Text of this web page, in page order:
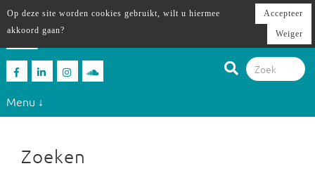
Menu ↓
Zoeken
Op deze site worden cookies gebruikt, wilt u hiermee
akkoord gaan?
Accepteer
Weiger